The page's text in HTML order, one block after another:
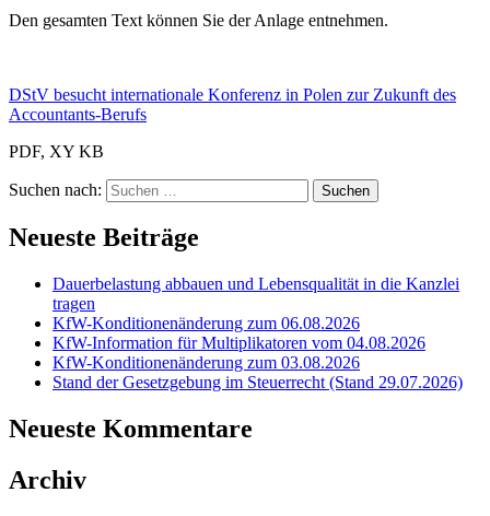
Den gesamten Text können Sie der Anlage entnehmen.
DStV besucht internationale Konferenz in Polen zur Zukunft des
Accountants-Berufs
PDF, XY KB
Suchen nach:
Neueste Beiträge
Dauerbelastung abbauen und Lebensqualität in die Kanzlei
tragen
KfW-Konditionenänderung zum 06.08.2026
KfW-Information für Multiplikatoren vom 04.08.2026
KfW-Konditionenänderung zum 03.08.2026
Stand der Gesetzgebung im Steuerrecht (Stand 29.07.2026)
Neueste Kommentare
Archiv